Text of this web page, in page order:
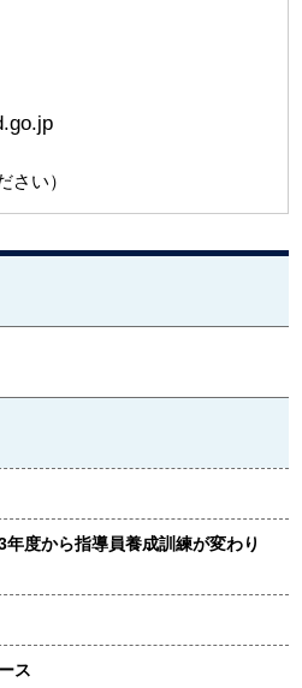
さい）
年度から指導員養成訓練が変わり
ス